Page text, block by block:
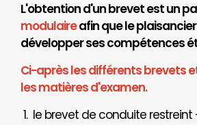
L'obtention d'un brevet est un
modulaireafin que le
développer ses compétences
Ci-après les différents brevets
les matières d'examen.
1. le brevet de conduite